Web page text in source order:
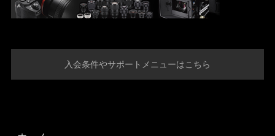
入会条件やサポートメニューはこちら